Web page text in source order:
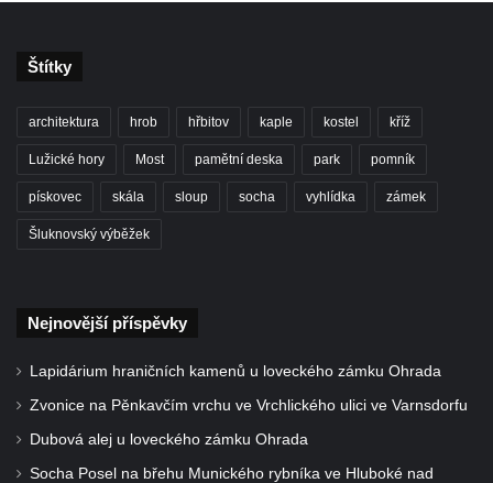
Pamětní desky obětem 1. světové války na
kapli svaté Alžběty Durynské v Dolních
Šluknově
MÚ v ulici 2. polské armády v Rumburku
Kenotaf Richarda Grossmanna na hřbitově
v Dubé
Hrob Jiřího Kasala na hřbitově v Dubé
Štítky
architektura hrob hřbitov kaple kostel kříž
Lužické hory Most pamětní deska park pomník
pískovec skála sloup socha vyhlídka zámek
Šluknovský výběžek
Nejnovější příspěvky
Lapidárium hraničních kamenů u loveckého zámku Ohrada
Zvonice na Pěnkavčím vrchu ve Vrchlického ulici ve Varnsdorfu
Dubová alej u loveckého zámku Ohrada
Socha Posel na břehu Munického rybníka ve Hluboké nad